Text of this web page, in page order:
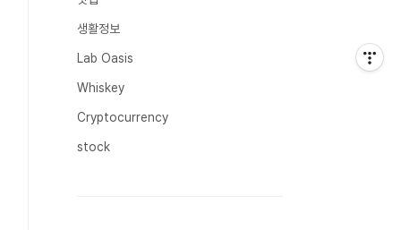
생활정보
Lab Oasis
Whiskey
Cryptocurrency
stock